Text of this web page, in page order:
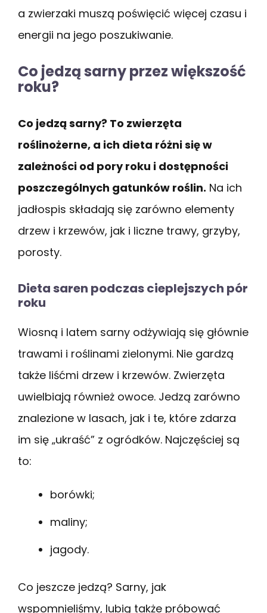
a zwierzaki muszą poświęcić więcej czasu i
energii na jego poszukiwanie.
Co jedzą sarny przez większość
roku?
Co jedzą sarny? To zwierzęta
roślinożerne, a ich dieta różni się w
zależności od pory roku i dostępności
poszczególnych gatunków roślin. Na ich
jadłospis składają się zarówno elementy
drzew i krzewów, jak i liczne trawy, grzyby,
porosty.
Dieta saren podczas cieplejszych pór
roku
Wiosną i latem sarny odżywiają się głównie
trawami i roślinami zielonymi. Nie gardzą
także liśćmi drzew i krzewów. Zwierzęta
uwielbiają również owoce. Jedzą zarówno
znalezione w lasach, jak i te, które zdarza
im się „ukraść” z ogródków. Najczęściej są
to:
borówki;
maliny;
jagody.
Co jeszcze jedzą? Sarny, jak
wspomnieliśmy, lubią także próbować